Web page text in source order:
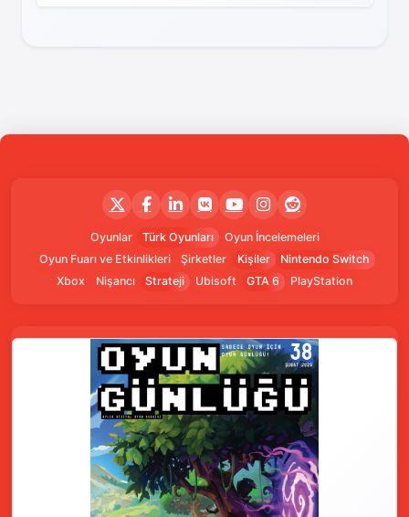
Oyunlar Türk Oyunları
Oyun İncelemeleri
Oyun Fuarı ve Etkinlikleri
Şirketler Kişiler
Nintendo Switch
Xbox
Nişancı Strateji Ubisoft GTA 6 PlayStation